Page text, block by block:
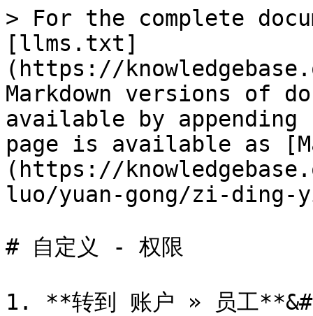
> For the complete
[llms.txt]
(https://
Markdown versions of
available by
page is available as
(https://
luo/yuan-gong/zi-ding-
# 自定义 - 权限
1. **转到 账户 » 员工